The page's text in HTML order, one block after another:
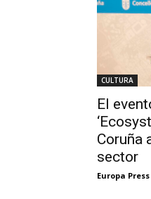
CULTURA
El
Coruña
sector
Europa Press